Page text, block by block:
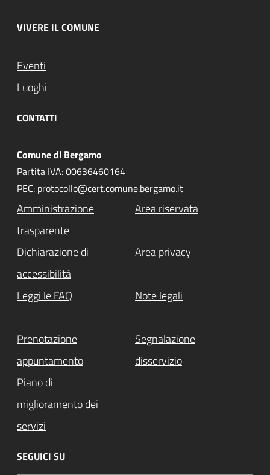
VIVERE IL COMUNE
Eventi
Luoghi
CONTATTI
Comune di Bergamo
Partita IVA: 00636460164
PEC: protocollo@cert.comune.bergamo.it
Amministrazione
trasparente
Area riservata
Dichiarazione di
accessibilità
Area privacy
Leggi le FAQ Note legali
Prenotazione
appuntamento
Segnalazione
disservizio
Piano di
miglioramento dei
servizi
SEGUICI SU